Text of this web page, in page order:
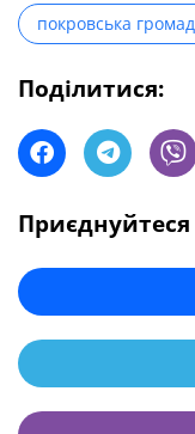
покровська
Поділитися:
Приєднуйтеся